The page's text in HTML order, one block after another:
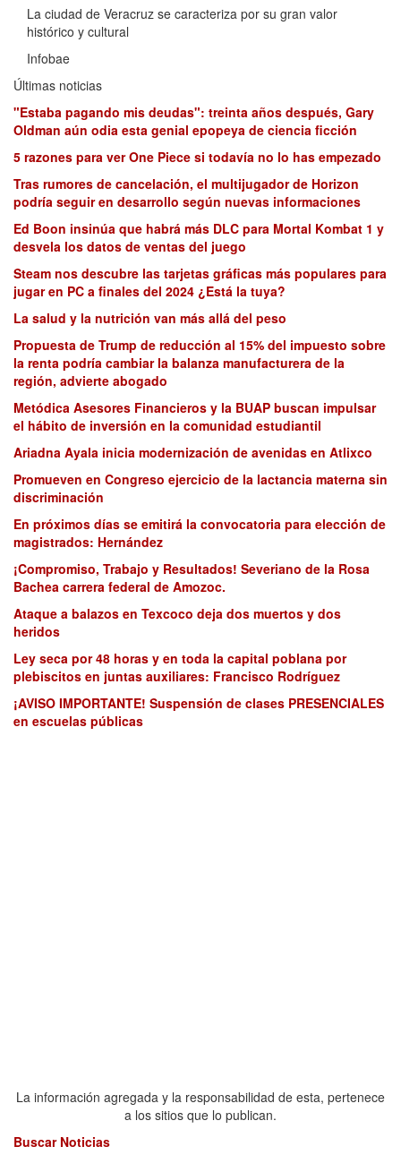
La ciudad de Veracruz se caracteriza por su gran valor
histórico y cultural
Infobae
Últimas noticias
"Estaba pagando mis deudas": treinta años después, Gary
Oldman aún odia esta genial epopeya de ciencia ficción
5 razones para ver One Piece si todavía no lo has empezado
Tras rumores de cancelación, el multijugador de Horizon
podría seguir en desarrollo según nuevas informaciones
Ed Boon insinúa que habrá más DLC para Mortal Kombat 1 y
desvela los datos de ventas del juego
Steam nos descubre las tarjetas gráficas más populares para
jugar en PC a finales del 2024 ¿Está la tuya?
La salud y la nutrición van más allá del peso
Propuesta de Trump de reducción al 15% del impuesto sobre
la renta podría cambiar la balanza manufacturera de la
región, advierte abogado
Metódica Asesores Financieros y la BUAP buscan impulsar
el hábito de inversión en la comunidad estudiantil
Ariadna Ayala inicia modernización de avenidas en Atlixco
Promueven en Congreso ejercicio de la lactancia materna sin
discriminación
En próximos días se emitirá la convocatoria para elección de
magistrados: Hernández
¡Compromiso, Trabajo y Resultados! Severiano de la Rosa
Bachea carrera federal de Amozoc.
Ataque a balazos en Texcoco deja dos muertos y dos
heridos
Ley seca por 48 horas y en toda la capital poblana por
plebiscitos en juntas auxiliares: Francisco Rodríguez
¡AVISO IMPORTANTE! Suspensión de clases PRESENCIALES
en escuelas públicas
La información agregada y la responsabilidad de esta, pertenece
a los sitios que lo publican.
Buscar Noticias